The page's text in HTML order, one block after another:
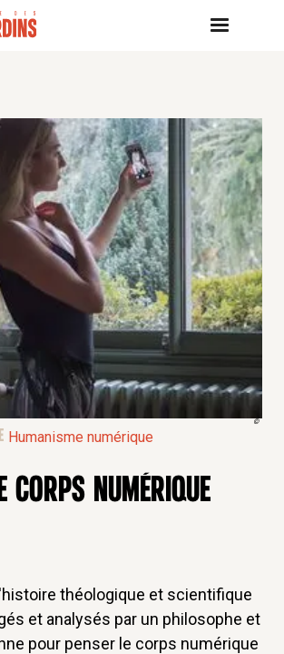
©
Humanisme numérique
CORPS NUMÉRIQUE
théologique et scientifique
et analysés par un philosophe et
pour penser le corps numérique